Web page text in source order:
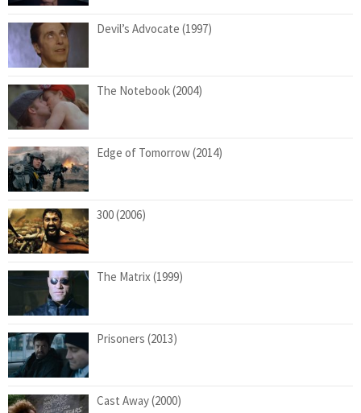
Devil’s Advocate (1997)
The Notebook (2004)
Edge of Tomorrow (2014)
300 (2006)
The Matrix (1999)
Prisoners (2013)
Cast Away (2000)